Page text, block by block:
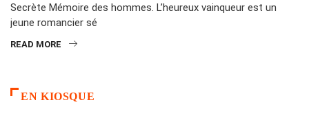
Secrète Mémoire des hommes. L’heureux vainqueur est un
jeune romancier sé
READ MORE
EN KIOSQUE